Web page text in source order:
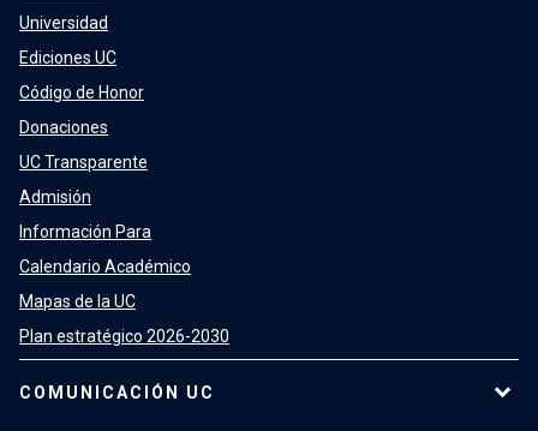
Universidad
Ediciones UC
Código de Honor
Donaciones
UC Transparente
Admisión
Información Para
Calendario Académico
Mapas de la UC
Plan estratégico 2026-2030
COMUNICACIÓN UC